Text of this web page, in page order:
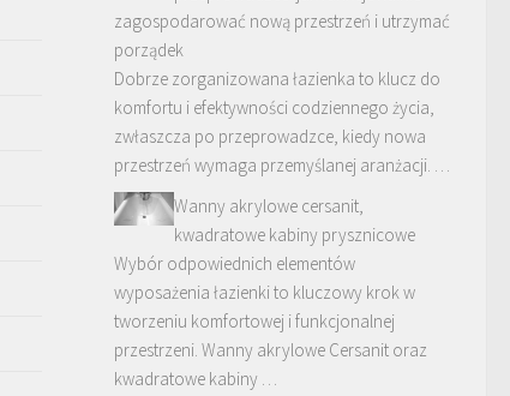
zagospodarować nową przestrzeń i utrzymać
porządek
Dobrze zorganizowana łazienka to klucz do
komfortu i efektywności codziennego życia,
zwłaszcza po przeprowadzce, kiedy nowa
przestrzeń wymaga przemyślanej aranżacji. …
Wanny akrylowe cersanit,
kwadratowe kabiny prysznicowe
Wybór odpowiednich elementów
wyposażenia łazienki to kluczowy krok w
tworzeniu komfortowej i funkcjonalnej
przestrzeni. Wanny akrylowe Cersanit oraz
kwadratowe kabiny …